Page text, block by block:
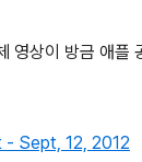
영상이 방금 애플
- Sept, 12, 2012